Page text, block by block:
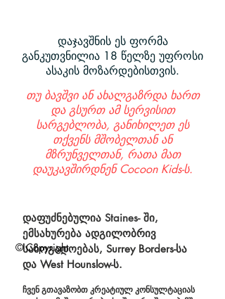
დაჯავშნის ეს ფორმა
განკუთვნილია 18 წელზე უფროსი
ასაკის მოზარდებისთვის.
თუ ბავშვი ან ახალგაზრდა ხართ
და გსურთ ამ სერვისით
სარგებლობა, განიხილეთ ეს
თქვენს მშობელთან ან
მზრუნველთან, რათა მათ
დაუკავშირდნენ Cocoon Kids-ს.
დაფუძნებულია Staines-ში,
ემსახურება ადგილობრივ
საზოგადოებას, Surrey Borders-სა
და West Hounslow-ს.
ჩვენ გთავაზობთ კრეატიულ კონსულტაციას
© Copyright